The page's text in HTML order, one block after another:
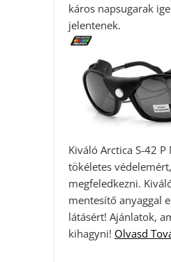
káros napsugarak
jelentenek.
Kiváló Arctica S-42 P
tökéletes
megfeledkezni.
mentesítő anyaggal
látásért! Ajánlatok,
kihagyni! Olvasd